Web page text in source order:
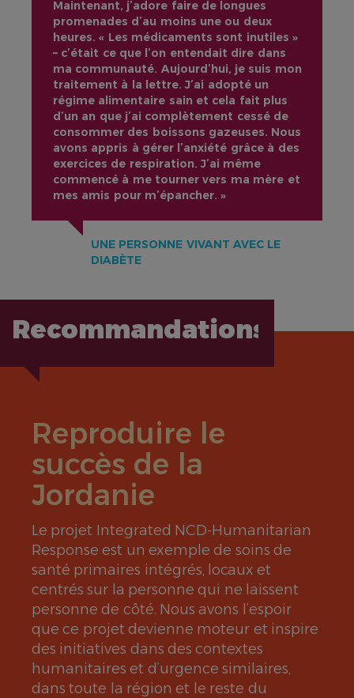
Maintenant, j’adore faire de longues
promenades d’au moins une ou deux
heures. « Les médicaments sont inutiles »
– c’était ce que l’on entendait dire dans
ma communauté. Aujourd’hui, je suis mon
traitement à la lettre. J’ai adopté un
régime alimentaire sain et cela fait plus
d’un an que j’ai complètement cessé de
consommer des boissons gazeuses. Nous
avons appris à gérer l’anxiété grâce à des
exercices de respiration. J’ai même
commencé à me tourner vers ma mère et
mes amis pour m’épancher. »
UNE PERSONNE VIVANT AVEC LE
DIABÈTE
Recommandations
Reproduire le
succès de la
Jordanie
Le projet Integrated NCD-Humanitarian
Response est un exemple de soins de
santé primaires intégrés, locaux et
centrés sur la personne qui ne laissent
personne de côté. Nous avons l’espoir
que ce projet devienne moteur et inspire
des initiatives dans des contextes
humanitaires et d’urgence similaires,
dans toute la région et le reste du